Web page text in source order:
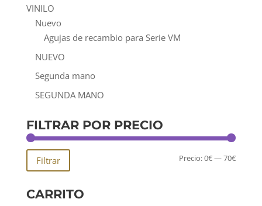
VINILO
Nuevo
Agujas de recambio para Serie VM
NUEVO
Segunda mano
SEGUNDA MANO
FILTRAR POR PRECIO
Precio
Precio
Filtrar Precio:0€—70€
CARRITO